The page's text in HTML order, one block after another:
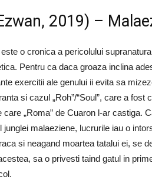
2019) –
o cronica a pericolului
Pentru ca daca groaza inclina
exercitii ale genului ii evita sa
si cazul „Roh”/“Soul”, care a
care „Roma” de Cuaron l-ar castiga.
junglei malaeziene, lucrurile iau o
si neagand moartea tatalui ei, se
sa o privesti taind gatul in